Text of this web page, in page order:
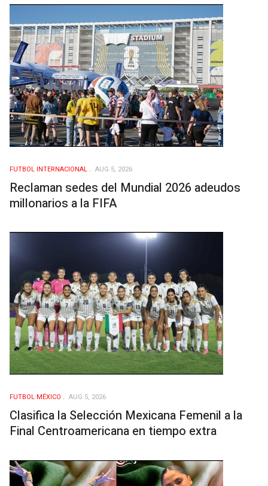
FUTBOL INTERNACIONAL AUG 5, 2026
Reclaman sedes del Mundial 2026 adeudos
millonarios a la FIFA
FUTBOL MÉXICO AUG 5, 2026
Clasifica la Selección Mexicana Femenil a la
Final Centroamericana en tiempo extra